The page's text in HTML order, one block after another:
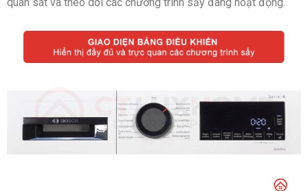
Loại
máy sấy
Bơm nhiệt (Heatpump)
gas
R290
quan sát và theo dõi các chương trình sấy đang hoạt động.